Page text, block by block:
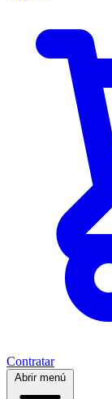
Contratar
Abrir menú